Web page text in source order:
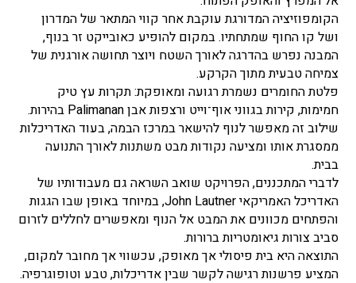
הקומפוזיציה המדורגת עוקבת אחר קווי המתאר של המדרון
ושל קו החוף שמתחתיו. במקום להופיע כאובייקט זר בנוף,
המבנה נפרש בהדרגה לאורך השטח ויוצר תחושה אורגנית של
צמיחה טבעית מתוך הקרקע.
פלטת החומרים נשמרת רגועה ומאופקת: תקרות עץ טיק
חמימות, קירות בגווני אוף־וייט ורצפות אבן Palimanan בהירות.
שילוב זה מאפשר לנוף להישאר במרכז הבמה, בעוד האדריכלות
ממסגרת אותו ומציעה נקודות מבט משתנות לאורך התנועה
בבית.
לדברי המתכננים, הפרויקט שואב השראה גם מעבודותיו של
האדריכל האמריקאי John Lautner, במיוחד באופן שבו הגגות
והפתחים מכוונים את המבט אל הנוף ומאפשרים לחללים לזרום
סביב צורות גיאומטריות ברורות.
התוצאה היא בית פיסולי אך מאופק, עכשווי אך מחובר למקום,
המציע פרשנות רגישה לקשר שבין אדריכלות, טבע וטופוגרפיה.